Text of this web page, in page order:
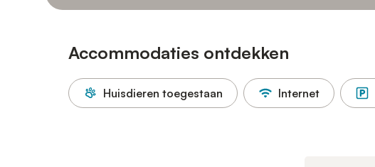
Accommodaties ontdekken
Huisdieren toegestaan Internet